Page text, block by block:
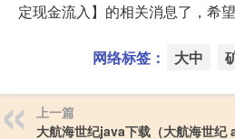
定现金流入】的相关消息了，希
网络标签： 大中
上一篇
大航海世纪java下载（大航海世纪